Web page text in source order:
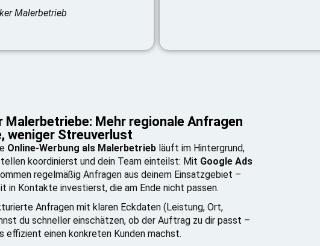
Malerbetrieb
Malerbetriebe: Mehr regionale Anfragen
weniger Streuverlust
Online-Werbung als Malerbetrieb läuft im Hintergrund,
koordinierst und dein Team einteilst: Mit Google Ads
regelmäßig Anfragen aus deinem Einsatzgebiet –
in Kontakte investierst, die am Ende nicht passen.
Anfragen mit klaren Eckdaten (Leistung, Ort,
du schneller einschätzen, ob der Auftrag zu dir passt –
effizient einen konkreten Kunden machst.